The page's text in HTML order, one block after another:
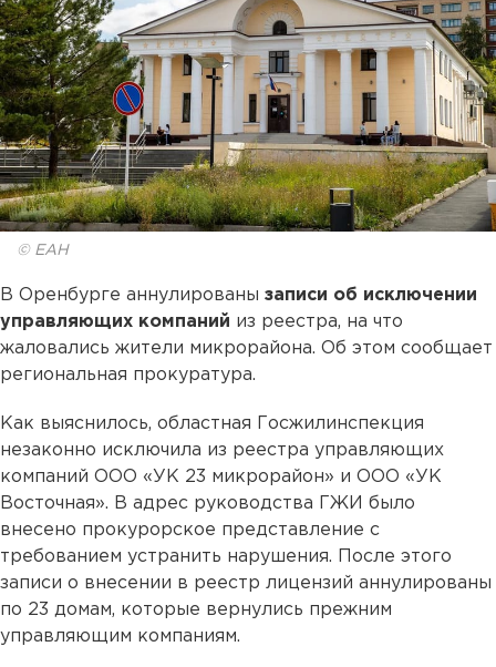
© ЕАН
В Оренбурге аннулированы записи об исключении
управляющих компаний из реестра, на что
жаловались жители микрорайона. Об этом сообщает
региональная прокуратура.
Как выяснилось, областная Госжилинспекция
незаконно исключила из реестра управляющих
компаний ООО «УК 23 микрорайон» и ООО «УК
Восточная». В адрес руководства ГЖИ было
внесено прокурорское представление с
требованием устранить нарушения. После этого
записи о внесении в реестр лицензий аннулированы
по 23 домам, которые вернулись прежним
управляющим компаниям.